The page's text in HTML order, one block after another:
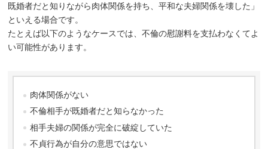
既婚者だと知りながら肉体関係を持ち、平和な夫婦関係を壊した」
といえる場合です。
たとえば以下のようなケースでは、不倫の慰謝料を支払わなくてよ
い可能性があります。
肉体関係がない
不倫相手が既婚者だと知らなかった
相手夫婦の関係が完全に破綻していた
不貞行為が自分の意思ではない